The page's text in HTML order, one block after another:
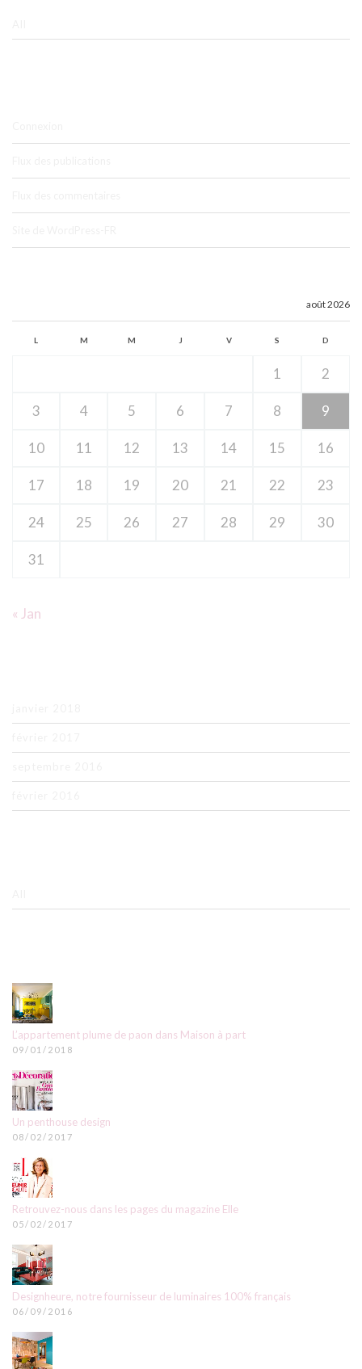
août 2026
L M M J V S D
1 2
3 4 5 6 7 8 9
10 11 12 13 14 15 16
17 18 19 20 21 22 23
24 25 26 27 28 29 30
31
« Jan
L’appartement plume de paon dans Maison à part
09/01/2018
Un penthouse design
08/02/2017
Retrouvez-nous dans les pages du magazine Elle
05/02/2017
Designheure, notre fournisseur de luminaires 100% français
06/09/2016